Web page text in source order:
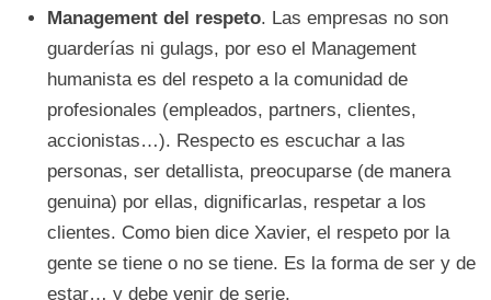
Management del respeto. Las empresas no son
guarderías ni gulags, por eso el Management
humanista es del respeto a la comunidad de
profesionales (empleados, partners, clientes,
accionistas…). Respecto es escuchar a las
personas, ser detallista, preocuparse (de manera
genuina) por ellas, dignificarlas, respetar a los
clientes. Como bien dice Xavier, el respeto por la
gente se tiene o no se tiene. Es la forma de ser y de
estar… y debe venir de serie.